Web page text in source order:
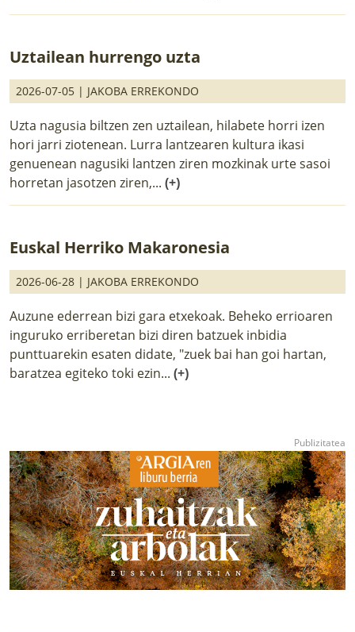
Uztailean hurrengo uzta
2026-07-05 | JAKOBA ERREKONDO
Uzta nagusia biltzen zen uztailean, hilabete horri izen
hori jarri ziotenean. Lurra lantzearen kultura ikasi
genuenean nagusiki lantzen ziren mozkinak urte sasoi
horretan jasotzen ziren,... (+)
Euskal Herriko Makaronesia
2026-06-28 | JAKOBA ERREKONDO
Auzune ederrean bizi gara etxekoak. Beheko errioaren
inguruko erriberetan bizi diren batzuek inbidia
punttuarekin esaten didate, "zuek bai han goi hartan,
baratzea egiteko toki ezin... (+)